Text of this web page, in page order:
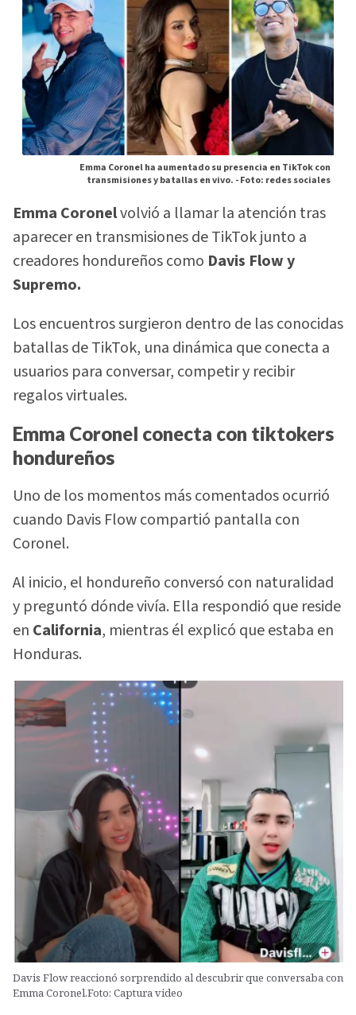
Emma Coronel ha aumentado su presencia en TikTok con
transmisiones y batallas en vivo. -Foto: redes sociales
Emma Coronelvolvió a llamar la atención tras
aparecer en transmisiones de TikTok junto a
creadores hondureños como Davis Flow y
Supremo.
Los encuentros surgieron dentro de las conocidas
batallas de TikTok, una dinámica que conecta a
usuarios para conversar, competir y recibir
regalos virtuales.
Emma Coronel conecta con tiktokers
hondureños
Uno de los momentos más comentados ocurrió
cuando Davis Flow compartió pantalla con
Coronel.
Al inicio, el hondureño conversó con naturalidad
y preguntó dónde vivía. Ella respondió que reside
en California, mientras él explicó que estaba en
Honduras.
Davis Flow reaccionó sorprendido al descubrir que conversaba con
Emma Coronel.Foto: Captura video